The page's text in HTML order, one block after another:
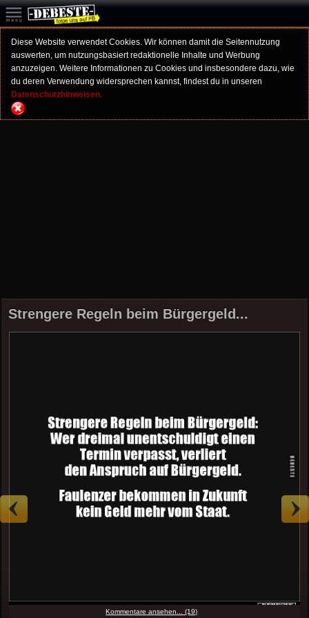
Diese Website verwendet Cookies. Wir können damit die Seitennutzung
auswerten, um nutzungsbasiert redaktionelle Inhalte und Werbung
anzuzeigen. Weitere Informationen zu Cookies und insbesondere dazu, wie
du deren Verwendung widersprechen kannst, findest du in unseren
Datenschutzhinweisen.
Strengere Regeln beim Bürgergeld...
Kommentare ansehen... (19)